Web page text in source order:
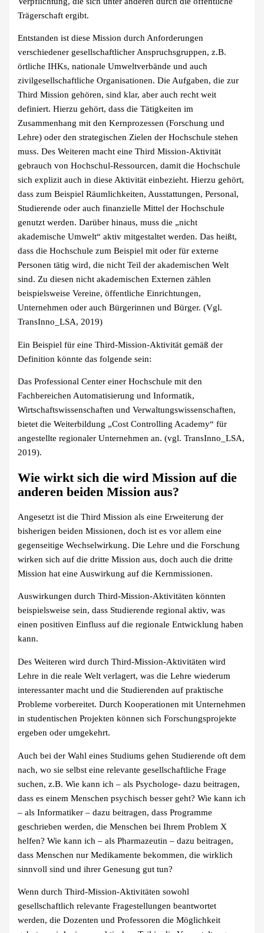
Trägerschaft ergibt.
Entstanden ist diese Mission durch Anforderungen
verschiedener gesellschaftlicher Anspruchsgruppen, z.B.
örtliche IHKs, nationale Umweltverbände und auch
zivilgesellschaftliche Organisationen. Die Aufgaben, die zur
Third Mission gehören, sind klar, aber auch recht weit
definiert. Hierzu gehört, dass die Tätigkeiten im
Zusammenhang mit den Kernprozessen (Forschung und
Lehre) oder den strategischen Zielen der Hochschule stehen
muss. Des Weiteren macht eine Third Mission-Aktivität
gebrauch von Hochschul-Ressourcen, damit die Hochschule
sich explizit auch in diese Aktivität einbezieht. Hierzu gehört,
dass zum Beispiel Räumlichkeiten, Ausstattungen, Personal,
Studierende oder auch finanzielle Mittel der Hochschule
genutzt werden. Darüber hinaus, muss die „nicht
akademische Umwelt“ aktiv mitgestaltet werden. Das heißt,
dass die Hochschule zum Beispiel mit oder für externe
Personen tätig wird, die nicht Teil der akademischen Welt
sind. Zu diesen nicht akademischen Externen zählen
beispielsweise Vereine, öffentliche Einrichtungen,
Unternehmen oder auch Bürgerinnen und Bürger. (Vgl.
TransInno_LSA, 2019)
Ein Beispiel für eine Third-Mission-Aktivität gemäß der
Definition könnte das folgende sein:
Das Professional Center einer Hochschule mit den
Fachbereichen Automatisierung und Informatik,
Wirtschaftswissenschaften und Verwaltungswissenschaften,
bietet die Weiterbildung „Cost Controlling Academy“ für
angestellte regionaler Unternehmen an. (vgl. TransInno_LSA,
2019).
Wie wirkt sich die wird Mission auf die
anderen beiden Mission aus?
Angesetzt ist die Third Mission als eine Erweiterung der
bisherigen beiden Missionen, doch ist es vor allem eine
gegenseitige Wechselwirkung. Die Lehre und die Forschung
wirken sich auf die dritte Mission aus, doch auch die dritte
Mission hat eine Auswirkung auf die Kernmissionen.
Auswirkungen durch Third-Mission-Aktivitäten könnten
beispielsweise sein, dass Studierende regional aktiv, was
einen positiven Einfluss auf die regionale Entwicklung haben
kann.
Des Weiteren wird durch Third-Mission-Aktivitäten wird
Lehre in die reale Welt verlagert, was die Lehre wiederum
interessanter macht und die Studierenden auf praktische
Probleme vorbereitet. Durch Kooperationen mit Unternehmen
in studentischen Projekten können sich Forschungsprojekte
ergeben oder umgekehrt.
Auch bei der Wahl eines Studiums gehen Studierende oft dem
nach, wo sie selbst eine relevante gesellschaftliche Frage
suchen, z.B. Wie kann ich – als Psychologe- dazu beitragen,
dass es einem Menschen psychisch besser geht? Wie kann ich
– als Informatiker – dazu beitragen, dass Programme
geschrieben werden, die Menschen bei Ihrem Problem X
helfen? Wie kann ich – als Pharmazeutin – dazu beitragen,
dass Menschen nur Medikamente bekommen, die wirklich
sinnvoll sind und ihrer Genesung gut tun?
Wenn durch Third-Mission-Aktivitäten sowohl
gesellschaftlich relevante Fragestellungen beantwortet
werden, die Dozenten und Professoren die Möglichkeit